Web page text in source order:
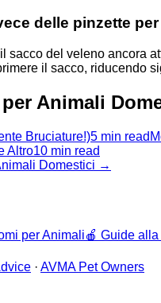
delle pinzette
del veleno ancora
il sacco, riducendo
Animali
Bruciature!)5 min read
Altro10 min read
Domestici →
per Animali🍎 Guide
· AVMA Pet Owners